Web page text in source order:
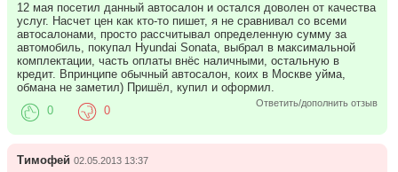
12 мая посетил данный автосалон и остался доволен от качества
услуг. Насчет цен как кто-то пишет, я не сравнивал со всеми
автосалонами, просто рассчитывал определенную сумму за
автомобиль, покупал Hyundai Sonata, выбрал в максимальной
комплектации, часть оплаты внёс наличными, остальную в
кредит. Впринципе обычный автосалон, коих в Москве уйма,
обмана не заметил) Пришёл, купил и оформил.
Ответить/дополнить отзыв
0 0
Тимофей 02.05.2013 13:37